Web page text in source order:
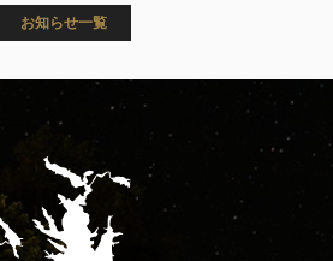
お知らせ一覧